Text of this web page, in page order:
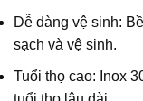
Dễ dàng vệ sinh:
sạch và vệ sinh.
Tuổi thọ cao: Inox